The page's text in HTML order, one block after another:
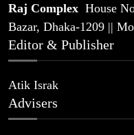
Raj Complex House
Bazar, Dhaka-1209 ||
Editor & Publisher
Atik Israk
Advisers